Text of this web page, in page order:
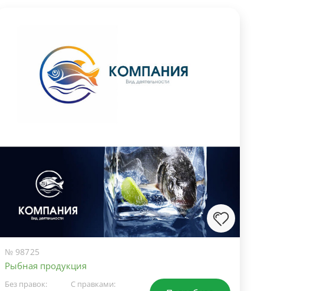
№ 98725
Рыбная продукция
Без правок: С правками: